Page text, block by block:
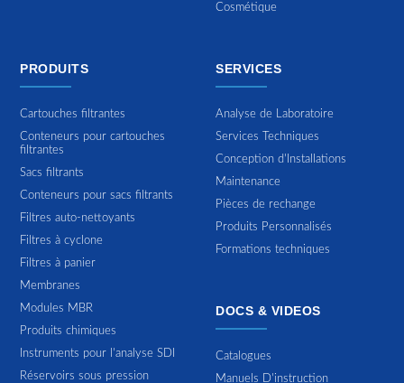
Cosmétique
PRODUITS
Cartouches filtrantes
Conteneurs pour cartouches
filtrantes
Sacs filtrants
Conteneurs pour sacs filtrants
Filtres auto-nettoyants
Filtres à cyclone
Filtres à panier
Membranes
Modules MBR
Produits chimiques
Instruments pour l'analyse SDI
Réservoirs sous pression
SERVICES
Analyse de Laboratoire
Services Techniques
Conception d'Installations
Maintenance
Pièces de rechange
Produits Personnalisés
Formations techniques
DOCS & VIDEOS
Catalogues
Manuels D'instruction